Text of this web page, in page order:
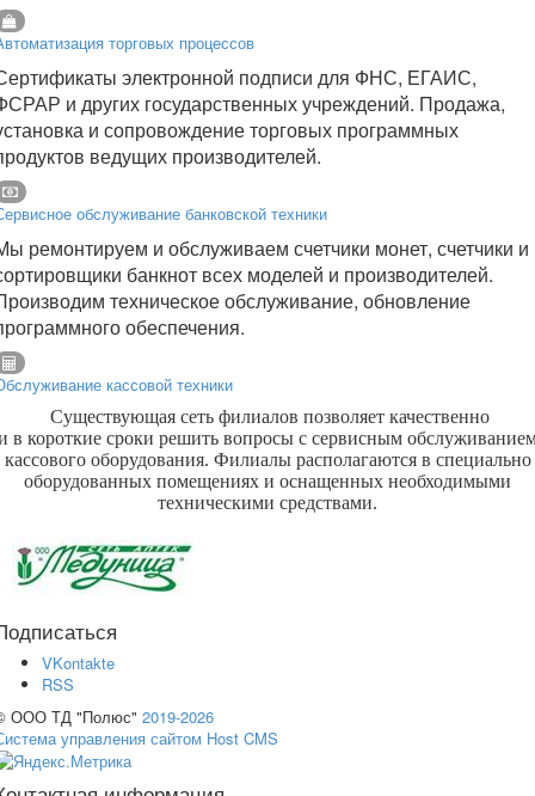
торговых процессов
электронной подписи для ФНС, ЕГАИС,
и других государственных учреждений. Продажа,
и сопровождение торговых программных
ведущих производителей.
обслуживание банковской техники
ремонтируем и обслуживаем счетчики монет, счетчики и
банкнот всех моделей и производителей.
техническое обслуживание, обновление
обеспечения.
кассовой техники
Существующая сеть филиалов позволяет качественно
в короткие сроки решить вопросы с сервисным
кассового оборудования. Филиалы располагаются в специально
оборудованных помещениях и оснащенных необходимыми
техническими средствами.
VKontakte
RSS
ООО ТД "Полюс" 2019-2026
управления сайтом Host CMS